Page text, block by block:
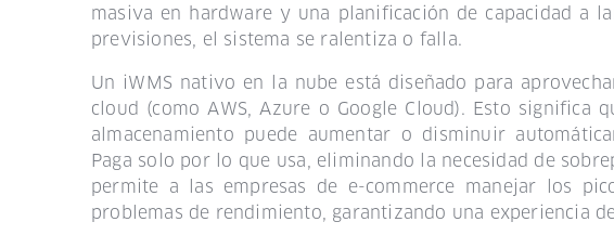
masiva en hardware y una planificación de capacidad a
previsiones, el sistema se ralentiza o falla.
Un iWMS nativo en la nube está diseñado para
cloud (como AWS, Azure o Google Cloud). Esto significa
almacenamiento puede aumentar o disminuir
Paga solo por lo que usa, eliminando la necesidad de
permite a las empresas de e-commerce manejar los
problemas de rendimiento, garantizando una experiencia